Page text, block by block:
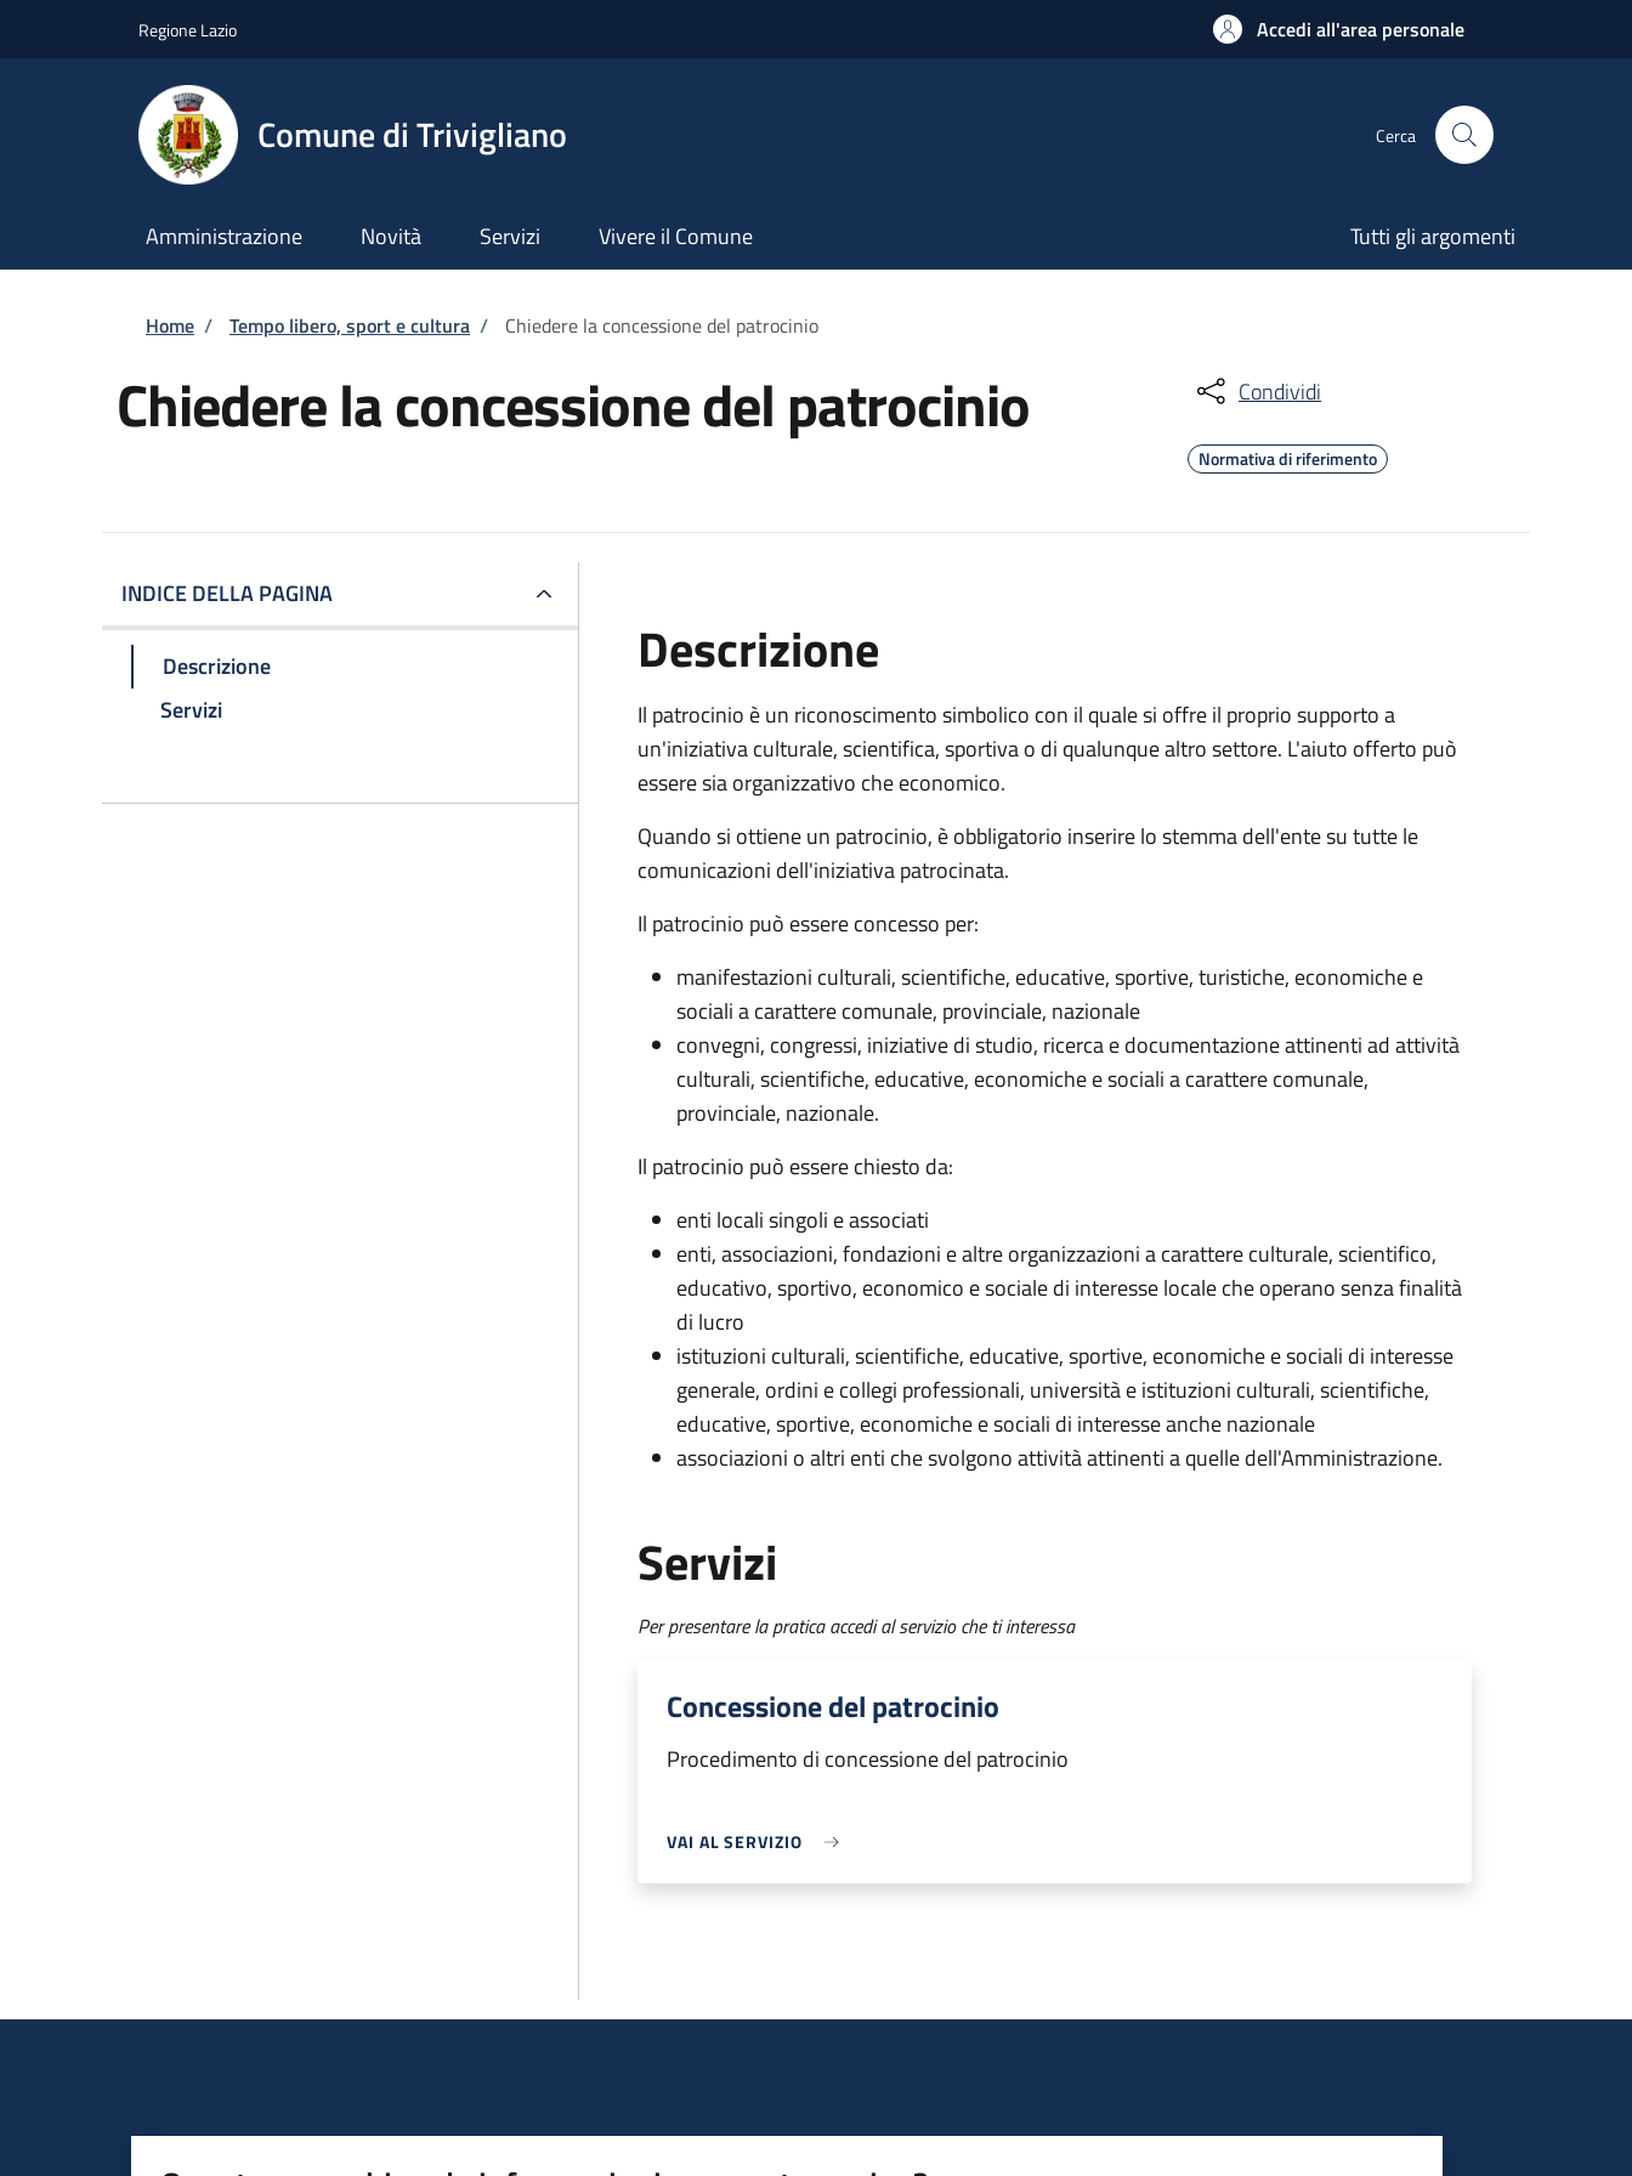
Regione Lazio Accedi all'area personale
Comune di Trivigliano Cerca
Amministrazione Novità Servizi Vivere il Comune Tutti gli argomenti
Briciole di pane
Home / Tempo libero, sport e cultura / Chiedere la concessione del patrocinio
Chiedere la concessione del patrocinio Condividi
Normativa di riferimento
INDICE DELLA PAGINA
Descrizione
Servizi
Descrizione
Il patrocinio è un riconoscimento simbolico con il quale si offre il proprio supporto a
un'iniziativa culturale, scientifica, sportiva o di qualunque altro settore. L'aiuto offerto può
essere sia organizzativo che economico.
Quando si ottiene un patrocinio, è obbligatorio inserire lo stemma dell'ente su tutte le
comunicazioni dell'iniziativa patrocinata.
Il patrocinio può essere concesso per:
manifestazioni culturali, scientifiche, educative, sportive, turistiche, economiche e
sociali a carattere comunale, provinciale, nazionale
convegni, congressi, iniziative di studio, ricerca e documentazione attinenti ad attività
culturali, scientifiche, educative, economiche e sociali a carattere comunale,
provinciale, nazionale.
Il patrocinio può essere chiesto da:
enti locali singoli e associati
enti, associazioni, fondazioni e altre organizzazioni a carattere culturale, scientifico,
educativo, sportivo, economico e sociale di interesse locale che operano senza finalità
di lucro
istituzioni culturali, scientifiche, educative, sportive, economiche e sociali di interesse
generale, ordini e collegi professionali, università e istituzioni culturali, scientifiche,
educative, sportive, economiche e sociali di interesse anche nazionale
associazioni o altri enti che svolgono attività attinenti a quelle dell'Amministrazione.
Servizi
Per presentare la pratica accedi al servizio che ti interessa
Concessione del patrocinio
Procedimento di concessione del patrocinio
VAI AL SERVIZIO